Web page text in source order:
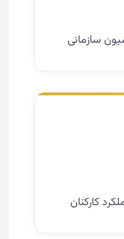
سازمانی
کارکنان